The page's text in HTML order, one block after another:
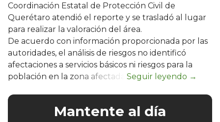
Coordinación Estatal de Protección Civil de
Querétaro atendió el reporte y se trasladó al lugar
para realizar la valoración del área.
De acuerdo con información proporcionada por las
autoridades, el análisis de riesgos no identificó
afectaciones a servicios básicos ni riesgos para la
población en la zona afectada.
Mantente al día